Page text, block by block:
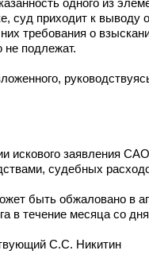
суд приходит к
требования о
не подлежат.
искового заявления
судебных
быть обжаловано в
в течение месяца со
С.С. Никитин